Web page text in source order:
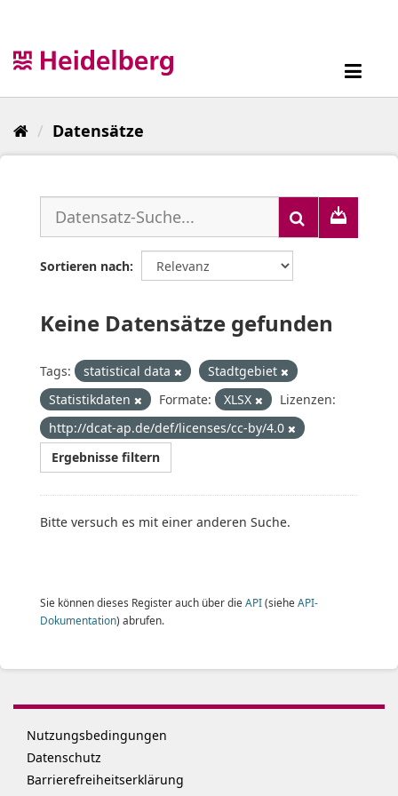
Datensätze
Sortieren nach
Keine Datensätze gefunden
Tags: statistical data
Stadtgebiet
Statistikdaten
Formate: XLSX
Lizenzen:
http://dcat-ap.de/def/licenses/cc-by/4.0
Ergebnisse filtern
Bitte versuch es mit einer anderen Suche.
Sie können dieses Register auch über die API(siehe API-
Dokumentation) abrufen.
Nutzungsbedingungen
Datenschutz
Barrierefreiheitserklärung